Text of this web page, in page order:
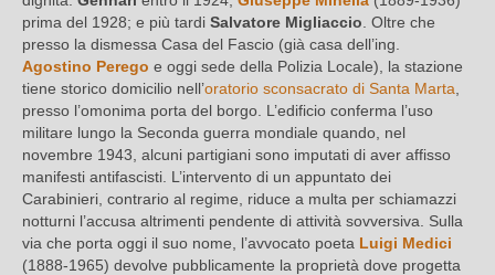
prima del 1928; e più tardi Salvatore Migliaccio . Oltre che
presso la dismessa Casa del Fascio (già casa dell’ing.
Agostino Perego e oggi sede della Polizia Locale), la stazione
tiene storico domicilio nell’oratorio sconsacrato di Santa Marta
presso l’omonima porta del borgo. L’edificio conferma l’uso
militare lungo la Seconda guerra mondiale quando, nel
novembre 1943, alcuni partigiani sono imputati di aver affisso
manifesti antifascisti. L’intervento di un appuntato dei
Carabinieri, contrario al regime, riduce a multa per schiamazzi
notturni l’accusa altrimenti pendente di attività sovversiva. Sulla
via che porta oggi il suo nome, l’avvocato poeta Luigi Medici
(1888-1965) devolve pubblicamente la proprietà dove progetta